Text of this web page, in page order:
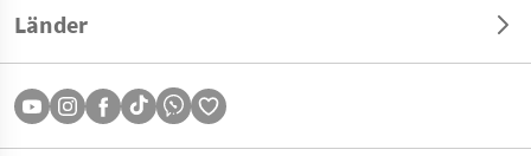
Länder